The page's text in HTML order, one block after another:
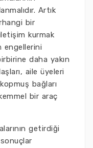
Artık
bir
kurmak
engellerini
daha yakın
aile üyeleri
bağları
bir araç
getirdiği